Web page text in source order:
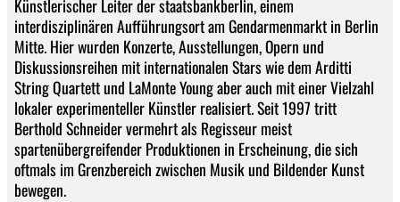
Künstlerischer Leiter der staatsbankberlin, einem
interdisziplinären Aufführungsort am Gendarmenmarkt in Berlin
Mitte. Hier wurden Konzerte, Ausstellungen, Opern und
Diskussionsreihen mit internationalen Stars wie dem Arditti
String Quartett und LaMonte Young aber auch mit einer Vielzahl
lokaler experimenteller Künstler realisiert. Seit 1997 tritt
Berthold Schneider vermehrt als Regisseur meist
spartenübergreifender Produktionen in Erscheinung, die sich
oftmals im Grenzbereich zwischen Musik und Bildender Kunst
bewegen.